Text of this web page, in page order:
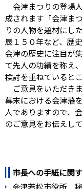
会津まつりの登場
成されます「会津ま
りの人物を題材にし
辰１５０年など、歴
会津の歴史に注目が
て先人の功績を称え
検討を重ねていると
ご意見をいただき
幕末における会津藩
人でありますので、
のご意見をお伝えし
市長への手紙に関
会津若松市役所